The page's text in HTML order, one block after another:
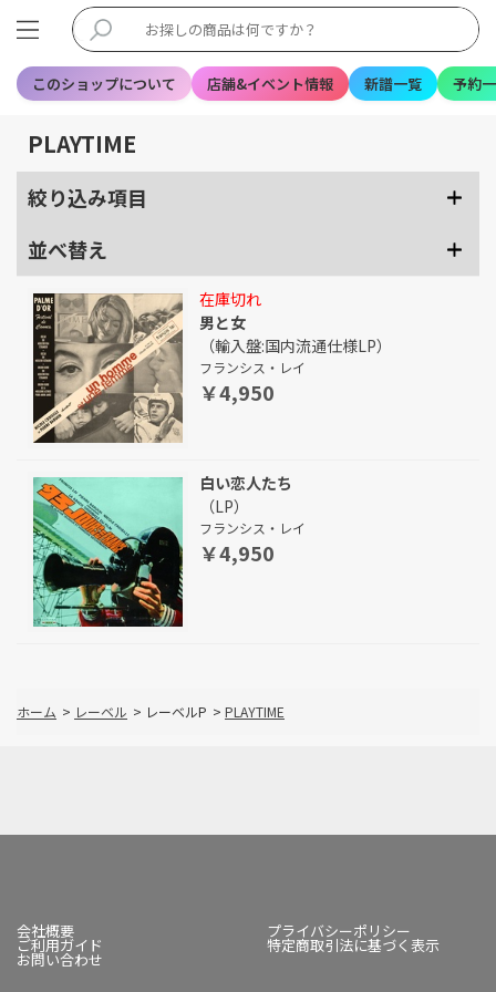
このショップについて 店舗&イベント情報 新譜一覧 予約
PLAYTIME
絞り込み項目
並べ替え
在庫切れ
男と女
（輸入盤:国内流通仕様LP）
フランシス・レイ
￥4,950
白い恋人たち
（LP）
フランシス・レイ
￥4,950
ホーム > レーベル > レーベルP > PLAYTIME
会社概要 プライバシーポリシー
ご利用ガイド 特定商取引法に基づく表示
お問い合わせ